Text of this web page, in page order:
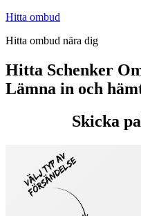
Hoppa
innehåll
Hitta ombud
Hitta ombud nära dig
Hitta Schenker
Lämna in och
Skicka